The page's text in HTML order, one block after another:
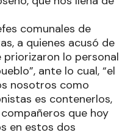
comunales de
a quienes acusó de
lo personal
ante lo cual, “el
nosotros como
es contenerlos,
que hoy
en estos dos